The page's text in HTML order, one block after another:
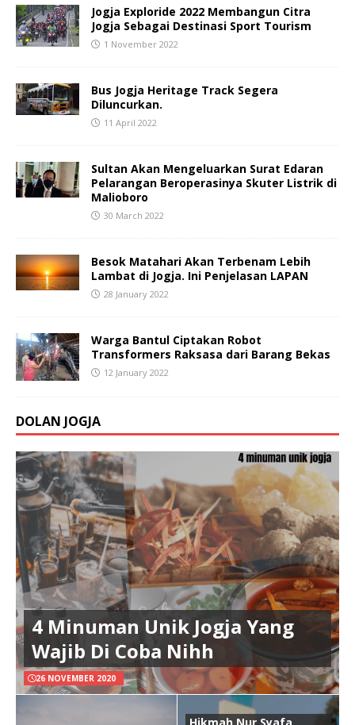
Jogja Exploride 2022 Membangun Citra
Jogja Sebagai Destinasi Sport Tourism
1 November 2022
Bus Jogja Heritage Track Segera
Diluncurkan.
11 April 2022
Sultan Akan Mengeluarkan Surat Edaran
Pelarangan Beroperasinya Skuter Listrik di
Malioboro
30 March 2022
Besok Matahari Akan Terbenam Lebih
Lambat di Jogja. Ini Penjelasan LAPAN
28 January 2022
Warga Bantul Ciptakan Robot
Transformers Raksasa dari Barang Bekas
12 January 2022
DOLAN JOGJA
4 Minuman Unik Jogja Yang
Wajib Di Coba Nihh
26 NOVEMBER 2020